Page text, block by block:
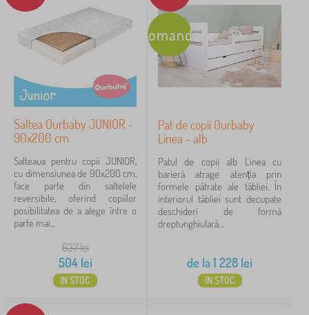
Saltea Ourbaby JUNIOR -
90x200 cm
Salteaua pentru copii JUNIOR,
cu dimensiunea de 90x200 cm,
face parte din saltelele
reversibile, oferind copiilor
posibilitatea de a alege între o
parte mai...
637lei
504lei
IN STOC
Recomandare
Pat de copii Ourbaby
Linea - alb
Patul de copii alb Linea cu
barieră atrage atenția prin
formele pătrate ale tăbliei. În
interiorul tăbliei sunt decupate
deschideri de formă
dreptunghiulară....
de la1 228 lei
IN STOC